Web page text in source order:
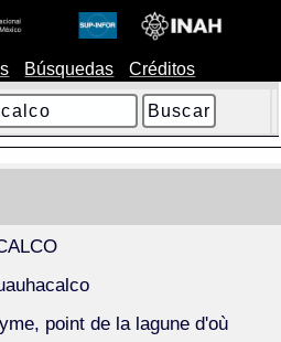
Búsquedas Créditos
point de la lagune d'où